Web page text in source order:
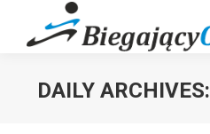
DAILY ARCHIVES: